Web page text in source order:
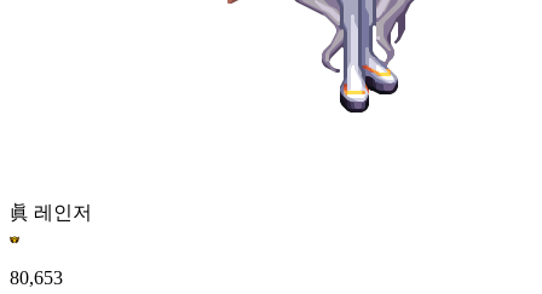
眞 레인저
80,653